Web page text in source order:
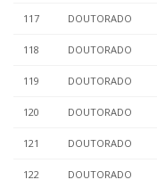
117 DOUTORADO
118 DOUTORADO
119 DOUTORADO
120 DOUTORADO
121 DOUTORADO
122 DOUTORADO